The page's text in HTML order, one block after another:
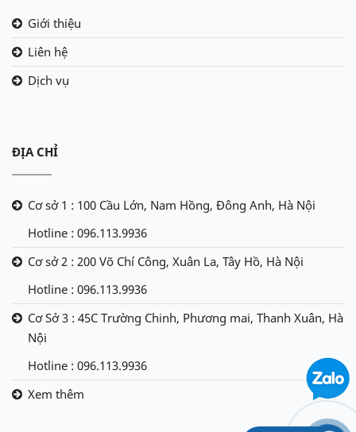
Giới thiệu
Liên hệ
Dịch vụ
ĐỊA CHỈ
Cơ sở 1 : 100 Cầu Lớn, Nam Hồng, Đông Anh, Hà Nội
Hotline : 096.113.9936
Cơ sở 2 : 200 Võ Chí Công, Xuân La, Tây Hồ, Hà Nội
Hotline : 096.113.9936
Cơ Sở 3 : 45C Trường Chinh, Phương mai, Thanh Xuân, Hà
Nội
Hotline : 096.113.9936
Xem thêm